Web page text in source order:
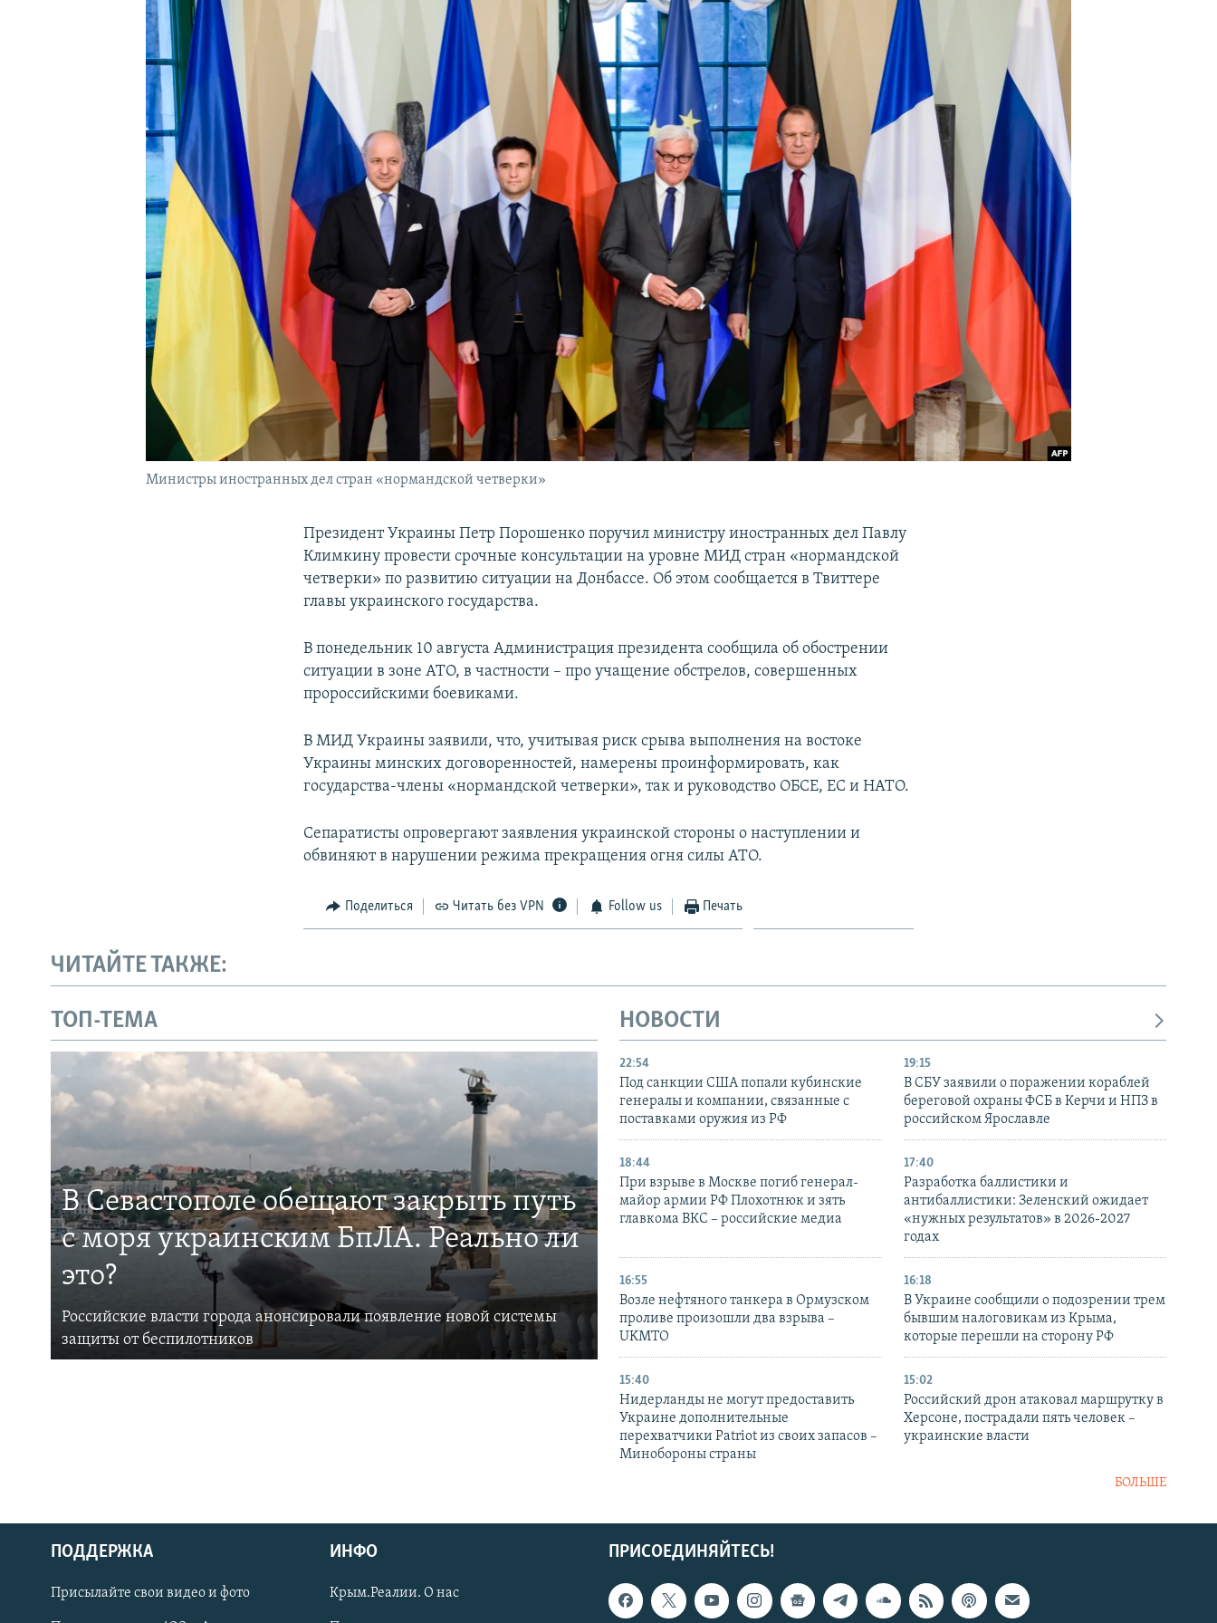
КРЫМ.НЕПОКОРЕННЫЙ
УКРАИНСКАЯ ПРОБЛЕМА КРЫМА
Українською
Министры иностранных дел стран «нормандской четверки»
Президент Украины Петр Порошенко поручил министру иностранных дел Павлу
Климкину провести срочные консультации на уровне МИД стран «нормандской
четверки» по развитию ситуации на Донбассе. Об этом сообщается в Твиттере
главы украинского государства.
В понедельник 10 августа Администрация президента сообщила об обострении
ситуации в зоне АТО, в частности – про учащение обстрелов, совершенных
пророссийскими боевиками.
В МИД Украины заявили, что, учитывая риск срыва выполнения на востоке
Украины минских договоренностей, намерены проинформировать, как
государства-члены «нормандской четверки», так и руководство ОБСЕ, ЕС и НАТО.
Сепаратисты опровергают заявления украинской стороны о наступлении и
обвиняют в нарушении режима прекращения огня силы АТО.
Поделиться Читать без VPN Follow us Печать
ЧИТАЙТЕ ТАКЖЕ:
ТОП-ТЕМА
В Севастополе обещают закрыть путь
с моря украинским БпЛА. Реально ли
это?
Российские власти города анонсировали появление новой системы
защиты от беспилотников
НОВОСТИ
22:54
Под санкции США попали кубинские
генералы и компании, связанные с
поставками оружия из РФ
19:15
В СБУ заявили о поражении кораблей
береговой охраны ФСБ в Керчи и НПЗ в
российском Ярославле
18:44
При взрыве в Москве погиб генерал-
майор армии РФ Плохотнюк и зять
главкома ВКС – российские медиа
17:40
Разработка баллистики и
антибаллистики: Зеленский ожидает
«нужных результатов» в 2026-2027
годах
16:55
Возле нефтяного танкера в Ормузском
проливе произошли два взрыва –
UKMTO
16:18
В Украине сообщили о подозрении трем
бывшим налоговикам из Крыма,
которые перешли на сторону РФ
15:40
Нидерланды не могут предоставить
Украине дополнительные
перехватчики Patriot из своих запасов –
Минобороны страны
15:02
Российский дрон атаковал маршрутку в
Херсоне, пострадали пять человек –
украинские власти
БОЛЬШЕ
ПРИСОЕДИНЯЙТЕСЬ!
ПОДДЕРЖКА
Присылайте свои видео и фото
ИНФО
Крым.Реалии. О нас